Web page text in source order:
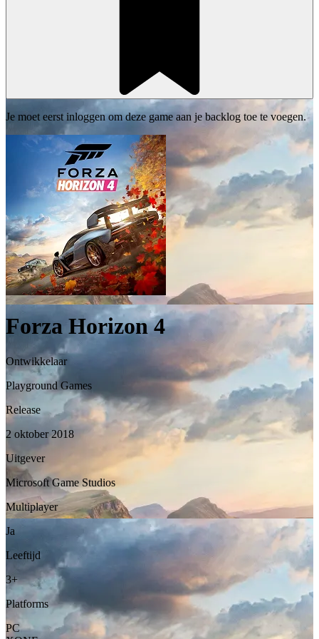
Je moet eerst inloggen om deze game aan je backlog toe te voegen.
Forza Horizon 4
Ontwikkelaar
Playground Games
Release
2 oktober 2018
Uitgever
Microsoft Game Studios
Multiplayer
Ja
Leeftijd
3+
Platforms
PC